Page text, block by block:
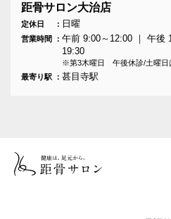
距骨サロン大治店
定休日 日曜
営業時間
午前 9:00～12:00 ｜ 午後
19:30
※第3木曜日 午後休診/土曜日
最寄り駅
甚目寺駅